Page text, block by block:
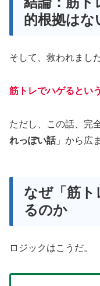
的根拠はな
そして、救われまし
筋トレでハゲるとい
ただし、この話、完
れっぽい話」から広
なぜ「筋
るのか
ロジックはこうだ。